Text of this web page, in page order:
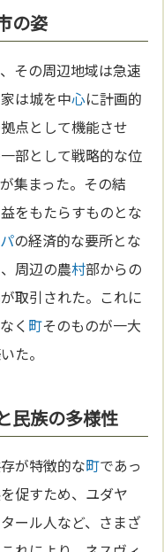
の姿
その周辺地域は急速
は城を中心に計画的
点として機能させ
部として戦略的な位
集まった。その結
をもたらすものとな
の経済的な要所とな
周辺の農村部からの
取引された。これに
く 町そのものが一大
た。
民族の多様性
が特徴的な町であっ
促すため、ユダヤ
ール人など、さまざ